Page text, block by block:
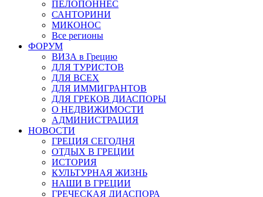
ПЕЛОПОННЕС
САНТОРИНИ
МИКОНОС
Все регионы
ФОРУМ
ВИЗА в Грецию
ДЛЯ ТУРИСТОВ
ДЛЯ ВСЕХ
ДЛЯ ИММИГРАНТОВ
ДЛЯ ГРЕКОВ ДИАСПОРЫ
О НЕДВИЖИМОСТИ
АДМИНИСТРАЦИЯ
НОВОСТИ
ГРЕЦИЯ СЕГОДНЯ
ОТДЫХ В ГРЕЦИИ
ИСТОРИЯ
КУЛЬТУРНАЯ ЖИЗНЬ
НАШИ В ГРЕЦИИ
ГРЕЧЕСКАЯ ДИАСПОРА